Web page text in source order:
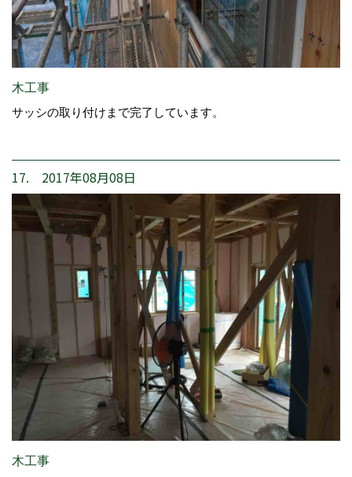
木工事
サッシの取り付けまで完了しています。
17. 2017年08月08日
木工事